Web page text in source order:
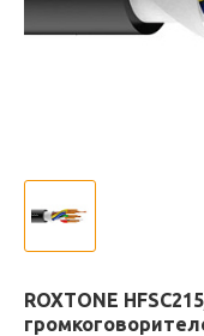
ROXTONE